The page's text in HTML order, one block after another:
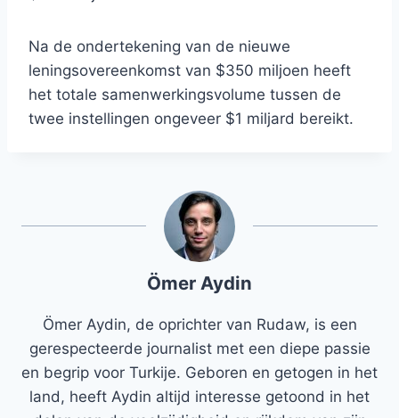
Na de ondertekening van de nieuwe
leningsovereenkomst van $350 miljoen heeft
het totale samenwerkingsvolume tussen de
twee instellingen ongeveer $1 miljard bereikt.
Ömer Aydin
Ömer Aydin, de oprichter van Rudaw, is een
gerespecteerde journalist met een diepe passie
en begrip voor Turkije. Geboren en getogen in het
land, heeft Aydin altijd interesse getoond in het